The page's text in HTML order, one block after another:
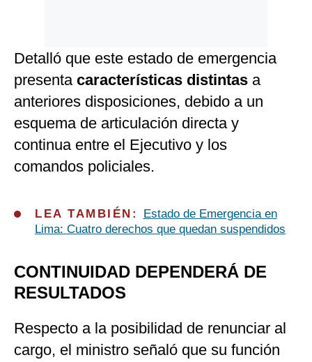
Detalló que este estado de emergencia
presenta características distintas a
anteriores disposiciones, debido a un
esquema de articulación directa y
continua entre el Ejecutivo y los
comandos policiales.
LEA TAMBIÉN:
Estado de Emergencia en
Lima: Cuatro derechos que quedan suspendidos
CONTINUIDAD DEPENDERÁ DE
RESULTADOS
Respecto a la posibilidad de renunciar al
cargo, el ministro señaló que su función